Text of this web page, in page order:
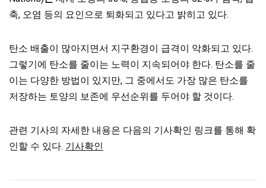
축, 오염 등의 요인으로 퇴화되고 있다고 밝히고 있다.
탄소 배출이 많아지면서 지구환경이 급격이 악화되고 있다.
그렇기에 탄소를 줄이는 노력이 지속되어야 한다. 탄소를 줄
이는 다양한 방법이 있지만, 그 중에서도 가장 많은 탄소를
저장하는 토양의 보존에 우선순위를 두어야 할 것이다.
관련 기사의 자세한 내용은 다음의 기사확인 링크를 통해 확
인할 수 있다. 기사확인